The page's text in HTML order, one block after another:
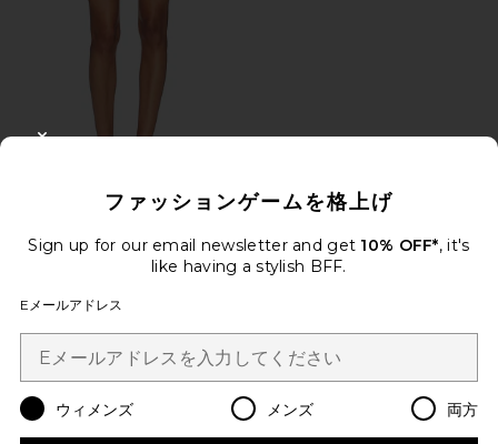
IRO
Favorite VELINI セーター
ファッションゲームを格上げ
Sign up for our email newsletter and get 10% OFF*, it's
like having a stylish BFF.
Eメールアドレス
ウィメンズ メンズ 両方